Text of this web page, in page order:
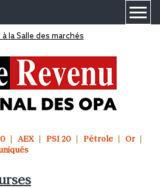
la Salle des marchés
AEX PSI 20 Pétrole
Or